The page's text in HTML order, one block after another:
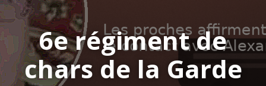
6e régiment de
chars de la Garde